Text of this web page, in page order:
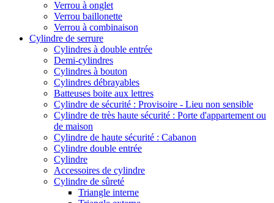
Verrou à onglet
Verrou baillonette
Verrou à combinaison
Cylindre de serrure
Cylindres à double entrée
Demi-cylindres
Cylindres à bouton
Cylindres débrayables
Batteuses boite aux lettres
Cylindre de sécurité : Provisoire - Lieu non sensible
Cylindre de très haute sécurité : Porte d'appartement ou
de maison
Cylindre de haute sécurité : Cabanon
Cylindre double entrée
Cylindre
Accessoires de cylindre
Cylindre de sûreté
Triangle interne